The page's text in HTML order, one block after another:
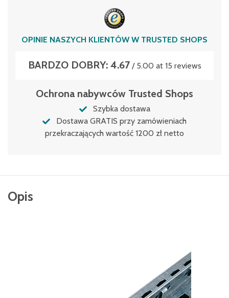
OPINIE NASZYCH KLIENTÓW W TRUSTED SHOPS
BARDZO DOBRY: 4.67/ 5.00 at 15 reviews
Ochrona nabywców Trusted Shops
Szybka dostawa
Dostawa GRATIS przy zamówieniach
przekraczających wartość 1200 zł netto
Opis